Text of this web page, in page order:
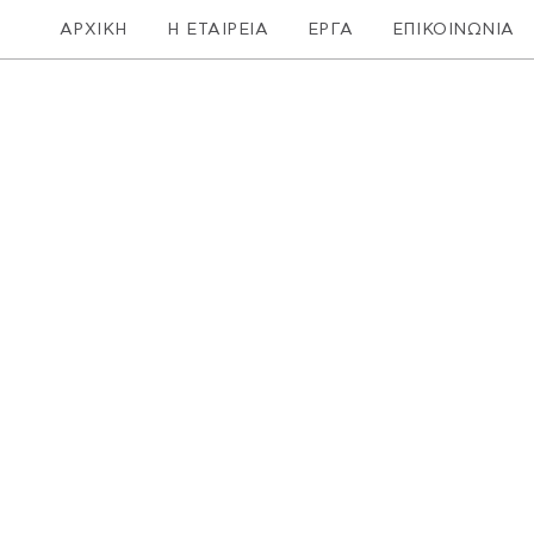
ΑΡΧΙΚΗ Η ΕΤΑΙΡΕΙΑ ΕΡΓΑ ΕΠΙΚΟΙΝΩΝΙΑ